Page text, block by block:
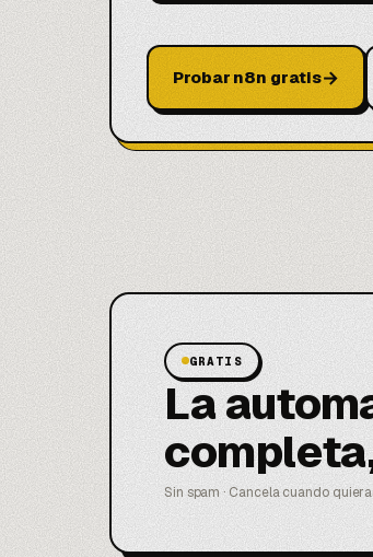
Probar n8n gratis→
GRATIS
La
Sin spam · Cancela cuando